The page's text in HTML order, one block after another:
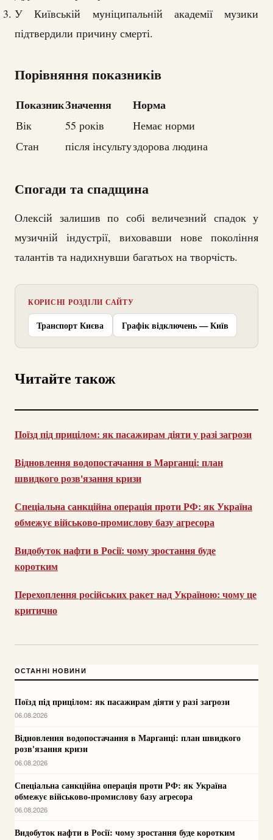
У Київській муніципальній академії музики
підтвердили причину смерті.
Порівняння показників
ПоказникЗначення Норма
Вік 55 років
Немає норми
Стан
після інсультуздорова людина
Спогади та спадщина
Олексій залишив по собі величезний спадок у
музичній індустрії, виховавши нове покоління
талантів та надихнувши багатьох на творчість.
КОРИСНІ РОЗДІЛИ САЙТУ
Транспорт Києва Графік відключень — Київ
Читайте також
Поїзд під прицілом: як пасажирам діяти у разі загрози
Відновлення водопостачання в Марганці: план
швидкого розв'язання кризи
Спеціальна санкційна операція проти РФ: як Україна
обмежує військово-промислову базу агресора
Видобуток нафти в Росії: чому зростання буде
коротким
Перехоплення російських ракет над Україною: чому це
критично
ОСТАННІ НОВИНИ
Поїзд під прицілом: як пасажирам діяти у разі загрози
06.08.2026
Відновлення водопостачання в Марганці: план швидкого
розв'язання кризи
06.08.2026
Спеціальна санкційна операція проти РФ: як Україна
обмежує військово-промислову базу агресора
06.08.2026
Видобуток нафти в Росії: чому зростання буде коротким